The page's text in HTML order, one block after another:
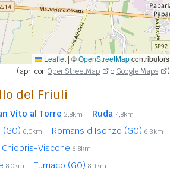
Leaflet| ©OpenStreetMapcontributors
(apri con OpenStreetMap o Google Maps )
del Friuli
Vito al Torre 2,8km Ruda 4,8km
6,0km Romans d'Isonzo (GO) 6,3km
Chiopris-Viscone 6,8km
8,0km Turriaco (GO) 8,3km